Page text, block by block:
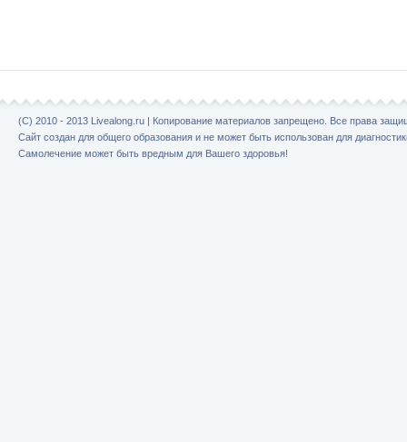
(C) 2010 - 2013 Livealong.ru | Копирование материалов запрещено. Все права
Сайт создан для общего образования и не может быть использован для
Самолечение может быть вредным для Вашего здоровья!